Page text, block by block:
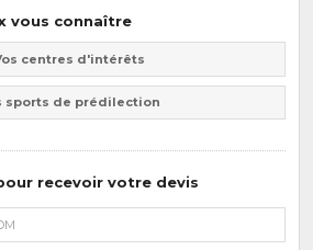
vous connaître
centres d'intérêts
sports de prédilection
recevoir votre devis